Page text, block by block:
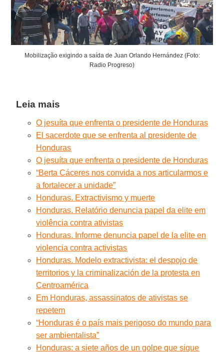
Mobilização exigindo a saída de Juan Orlando Hernández (Foto:
Radio Progreso)
Leia mais
O jesuíta que enfrenta o presidente de Honduras
El sacerdote que se enfrenta al presidente de
Honduras
O jesuíta que enfrenta o presidente de Honduras
“Berta Cáceres nos convida a nos articularmos e
a fortalecer a unidade”
Honduras. Extractivismo y muerte
Honduras. Relatório denuncia papel da elite em
violência contra ativistas
Honduras. Informe denuncia papel de la elite en
violencia contra activistas
Honduras. Modelo extractivista: el despojo de
territorios y la criminalización de la protesta en
Centroamérica
Em Honduras, assassinatos de ativistas se
repetem
“Honduras é o país mais perigoso do mundo para
ser ambientalista”
Honduras: a siete años de un golpe que sigue